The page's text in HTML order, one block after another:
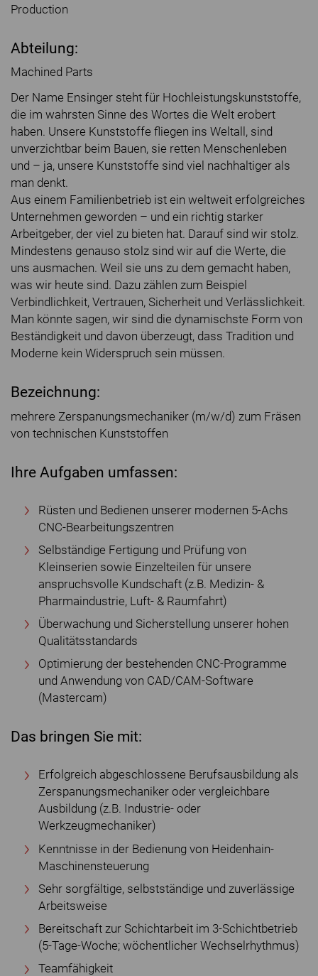
Production
Abteilung:
Machined Parts
Der Name Ensinger steht für Hochleistungskunststoffe,
die im wahrsten Sinne des Wortes die Welt erobert
haben. Unsere Kunststoffe fliegen ins Weltall, sind
unverzichtbar beim Bauen, sie retten Menschenleben
und – ja, unsere Kunststoffe sind viel nachhaltiger als
man denkt.
Aus einem Familienbetrieb ist ein weltweit erfolgreiches
Unternehmen geworden – und ein richtig starker
Arbeitgeber, der viel zu bieten hat. Darauf sind wir stolz.
Mindestens genauso stolz sind wir auf die Werte, die
uns ausmachen. Weil sie uns zu dem gemacht haben,
was wir heute sind. Dazu zählen zum Beispiel
Verbindlichkeit, Vertrauen, Sicherheit und Verlässlichkeit.
Man könnte sagen, wir sind die dynamischste Form von
Beständigkeit und davon überzeugt, dass Tradition und
Moderne kein Widerspruch sein müssen.
Bezeichnung:
mehrere Zerspanungsmechaniker (m/w/d) zum Fräsen
von technischen Kunststoffen
Ihre Aufgaben umfassen:
Rüsten und Bedienen unserer modernen 5-Achs
CNC-Bearbeitungszentren
Selbständige Fertigung und Prüfung von
Kleinserien sowie Einzelteilen für unsere
anspruchsvolle Kundschaft (z.B. Medizin- &
Pharmaindustrie, Luft- & Raumfahrt)
Überwachung und Sicherstellung unserer hohen
Qualitätsstandards
Optimierung der bestehenden CNC-Programme
und Anwendung von CAD/CAM-Software
(Mastercam)
Das bringen Sie mit:
Erfolgreich abgeschlossene Berufsausbildung als
Zerspanungsmechaniker oder vergleichbare
Ausbildung (z.B. Industrie- oder
Werkzeugmechaniker)
Kenntnisse in der Bedienung von Heidenhain-
Maschinensteuerung
Sehr sorgfältige, selbstständige und zuverlässige
Arbeitsweise
Bereitschaft zur Schichtarbeit im 3-Schichtbetrieb
(5-Tage-Woche; wöchentlicher Wechselrhythmus)
Teamfähigkeit